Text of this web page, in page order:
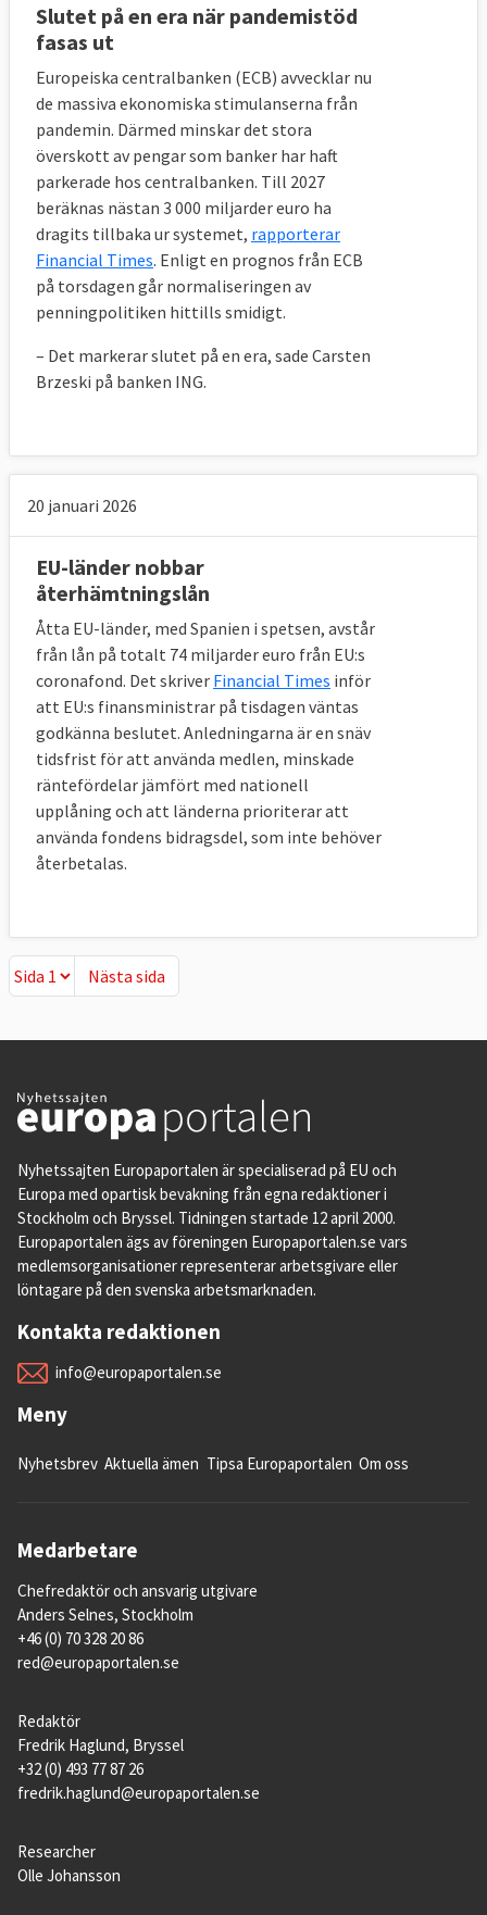
Slutet på en era när pandemistöd
fasas ut
Europeiska centralbanken (ECB) avvecklar nu
de massiva ekonomiska stimulanserna från
pandemin. Därmed minskar det stora
överskott av pengar som banker har haft
parkerade hos centralbanken. Till 2027
beräknas nästan 3 000 miljarder euro ha
dragits tillbaka ur systemet, rapporterar
Financial Times. Enligt en prognos från ECB
på torsdagen går normaliseringen av
penningpolitiken hittills smidigt.
– Det markerar slutet på en era, sade Carsten
Brzeski på banken ING.
20 januari 2026
EU-länder nobbar
återhämtningslån
Åtta EU-länder, med Spanien i spetsen, avstår
från lån på totalt 74 miljarder euro från EU:s
coronafond. Det skriver Financial Times inför
att EU:s finansministrar på tisdagen väntas
godkänna beslutet. Anledningarna är en snäv
tidsfrist för att använda medlen, minskade
räntefördelar jämfört med nationell
upplåning och att länderna prioriterar att
använda fondens bidragsdel, som inte behöver
återbetalas.
Nästa sida
Nästa sida
Nyhetssajten Europaportalen är specialiserad på EU och
Europa med opartisk bevakning från egna redaktioner i
Stockholm och Bryssel. Tidningen startade 12 april 2000.
Europaportalen ägs av föreningen Europaportalen.se vars
medlemsorganisationer representerar arbetsgivare eller
löntagare på den svenska arbetsmarknaden.
Kontakta redaktionen
info@europaportalen.se
Meny
Nyhetsbrev Aktuella ämen Tipsa Europaportalen Om oss
Medarbetare
Chefredaktör och ansvarig utgivare
Anders Selnes, Stockholm
+46 (0) 70 328 20 86
red@europaportalen.se
Redaktör
Fredrik Haglund, Bryssel
+32 (0) 493 77 87 26
fredrik.haglund@europaportalen.se
Researcher
Olle Johansson